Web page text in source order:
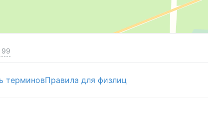
99
терминовПравила для физлиц